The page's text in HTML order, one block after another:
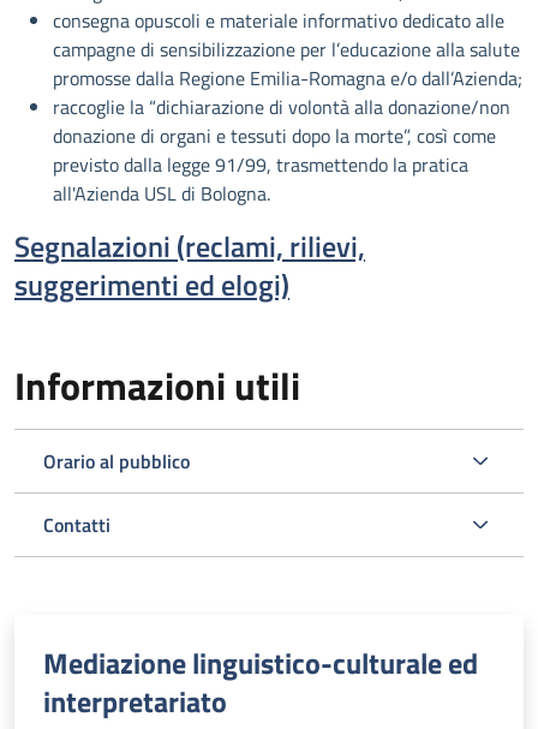
consegna opuscoli e materiale informativo dedicato alle
campagne di sensibilizzazione per l’educazione alla salute
promosse dalla Regione Emilia-Romagna e/o dall’Azienda;
raccoglie la “dichiarazione di volontà alla donazione/non
donazione di organi e tessuti dopo la morte”, così come
previsto dalla legge 91/99, trasmettendo la pratica
all'Azienda USL di Bologna.
Segnalazioni (reclami, rilievi,
suggerimenti ed elogi)
Informazioni utili
Orario al pubblico
Contatti
Mediazione linguistico-culturale ed
interpretariato